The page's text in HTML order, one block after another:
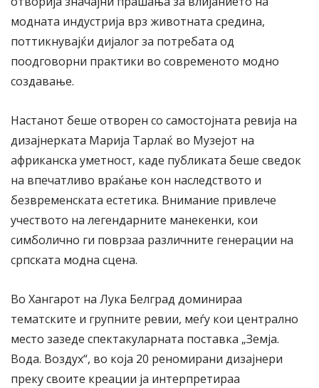
модната индустрија врз животната средина,
поттикнувајќи дијалог за потребата од
поодговорни практики во современото модно
создавање.
Настанот беше отворен со самостојната ревија на
дизајнерката Марија Тарлаќ во Музејот на
африканска уметност, каде публиката беше сведок
на впечатливо враќање кон наследството и
безвременската естетика. Внимание привлече
учеството на легендарните манекенки, кои
симболично ги поврзаа различните генерации на
српската модна сцена.
Во Хангарот на Лука Белград доминираа
тематските и групните ревии, меѓу кои централно
место зазеде спектакуларната поставка „Земја.
Вода. Воздух“, во која 20 реномирани дизајнери
преку своите креации ја интерпретираа